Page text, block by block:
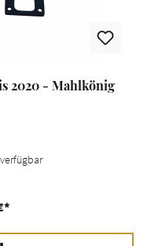
2020 - Mahlkönig